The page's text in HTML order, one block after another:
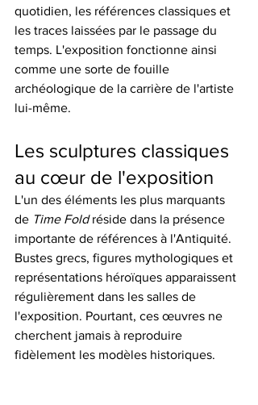
quotidien, les références classiques et
les traces laissées par le passage du
temps. L'exposition fonctionne ainsi
comme une sorte de fouille
archéologique de la carrière de l'artiste
lui-même.
Les sculptures classiques
au cœur de l'exposition
L'un des éléments les plus marquants
de Time Fold réside dans la présence
importante de références à l'Antiquité.
Bustes grecs, figures mythologiques et
représentations héroïques apparaissent
régulièrement dans les salles de
l'exposition. Pourtant, ces œuvres ne
cherchent jamais à reproduire
fidèlement les modèles historiques.